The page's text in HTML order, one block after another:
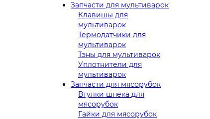
Запчасти для мультиварок
Клавишы для
мультиварок
Термодатчики для
мультиварок
Тэны для мультиварок
Уплотнители для
мультиварок
Запчасти для мясорубок
Втулки шнека для
мясорубок
Гайки для мясорубок